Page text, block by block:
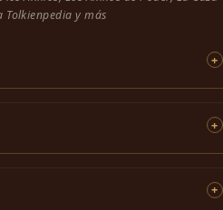
Tolkienpedia y más